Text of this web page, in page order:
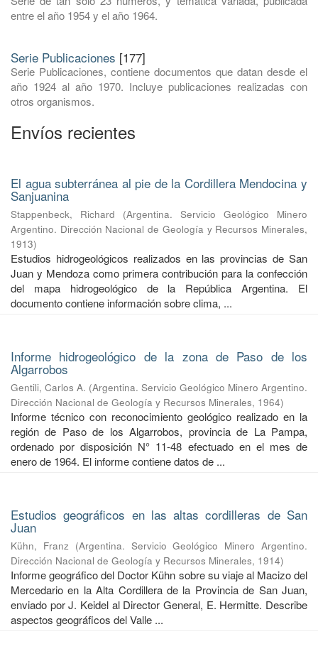
entre el año 1954 y el año 1964.
Serie Publicaciones [177]
Serie Publicaciones, contiene documentos que datan desde el
año 1924 al año 1970. Incluye publicaciones realizadas con
otros organismos.
Envíos recientes
El agua subterránea al pie de la Cordillera Mendocina y
Sanjuanina
Stappenbeck, Richard (Argentina. Servicio Geológico Minero
Argentino. Dirección Nacional de Geología y Recursos Minerales,
1913)
Estudios hidrogeológicos realizados en las provincias de San
Juan y Mendoza como primera contribución para la confección
del mapa hidrogeológico de la República Argentina. El
documento contiene información sobre clima, ...
Informe hidrogeológico de la zona de Paso de los
Algarrobos
Gentili, Carlos A. (Argentina. Servicio Geológico Minero Argentino.
Dirección Nacional de Geología y Recursos Minerales, 1964)
Informe técnico con reconocimiento geológico realizado en la
región de Paso de los Algarrobos, provincia de La Pampa,
ordenado por disposición N° 11-48 efectuado en el mes de
enero de 1964. El informe contiene datos de ...
Estudios geográficos en las altas cordilleras de San
Juan
Kühn, Franz (Argentina. Servicio Geológico Minero Argentino.
Dirección Nacional de Geología y Recursos Minerales, 1914)
Informe geográfico del Doctor Kühn sobre su viaje al Macizo del
Mercedario en la Alta Cordillera de la Provincia de San Juan,
enviado por J. Keidel al Director General, E. Hermitte. Describe
aspectos geográficos del Valle ...